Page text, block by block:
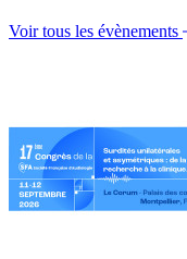
Voir tous les évènements